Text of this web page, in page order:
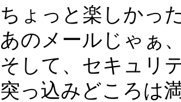
ちょっと楽しかっ
あのメールじゃぁ
そして、セキュリ
突っ込みどころは